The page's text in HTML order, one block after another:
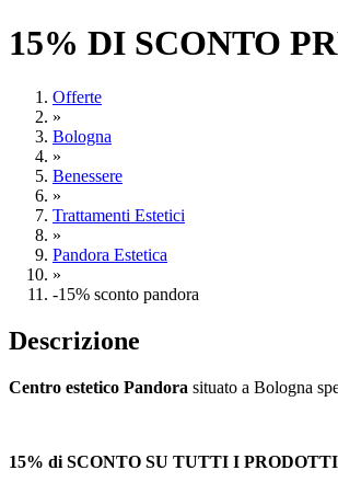
15% DI SCONTO
Offerte
»
Bologna
»
Benessere
»
Trattamenti Estetici
»
Pandora Estetica
»
-15% sconto pandora
Descrizione
Centro estetico Pandora situato a Bologna
15% di SCONTO SU TUTTI I PRODOTTI